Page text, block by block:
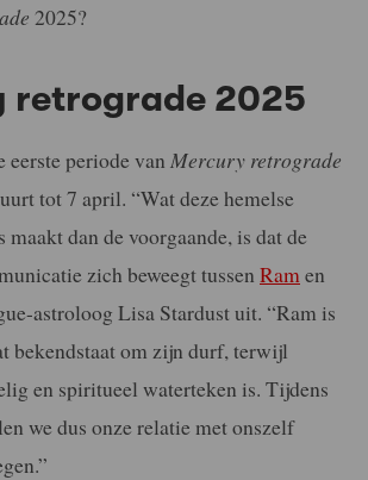
2025?
retrograde 2025
periode van Mercury retrograde
tot 7 april. “Wat deze hemelse
maakt dan de voorgaande, is dat de
zich beweegt tussen Ram en
astroloog Lisa Stardust uit. “Ram is
bekendstaat om zijn durf, terwijl
en spiritueel waterteken is. Tijdens
we dus onze relatie met onszelf